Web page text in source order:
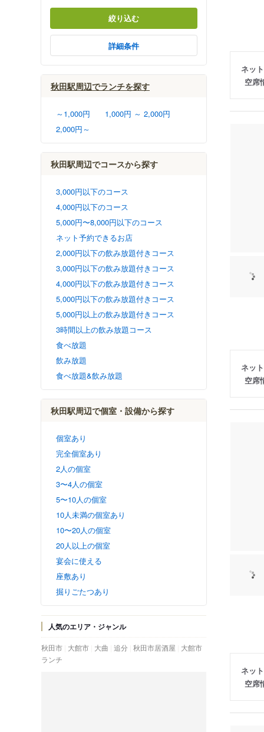
絞り込む
詳細条件
秋田駅周辺でランチを探す
～1,000円
1,000円 ～ 2,000円
2,000円～
秋田駅周辺でコースから探す
3,000円以下のコース
4,000円以下のコース
5,000円〜8,000円以下のコース
ネット予約できるお店
2,000円以下の飲み放題付きコース
3,000円以下の飲み放題付きコース
4,000円以下の飲み放題付きコース
5,000円以下の飲み放題付きコース
5,000円以上の飲み放題付きコース
3時間以上の飲み放題コース
食べ放題
飲み放題
食べ放題&飲み放題
秋田駅周辺で個室・設備から探す
個室あり
完全個室あり
2人の個室
3〜4人の個室
5〜10人の個室
10人未満の個室あり
10〜20人の個室
20人以上の個室
宴会に使える
座敷あり
掘りごたつあり
人気のエリア・ジャンル
秋田市 大館市 大曲 追分 秋田市居酒屋
大館市
ランチ
ネッ
空席
ネッ
空席
ネッ
空席